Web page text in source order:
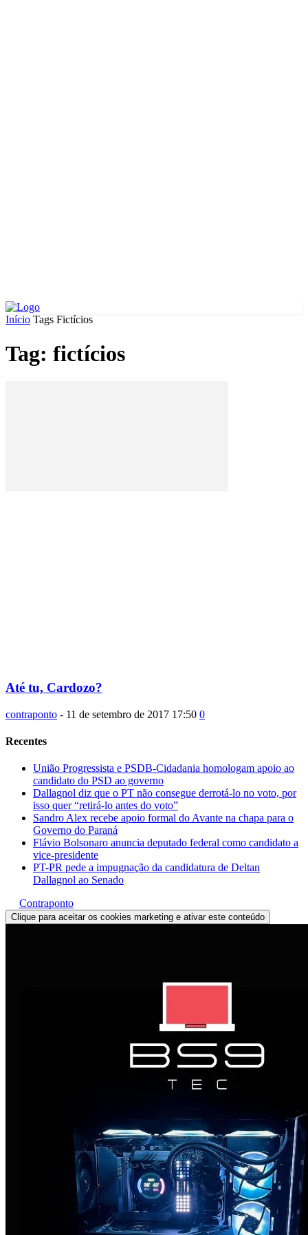
Início Tags Fictícios
Tag: fictícios
Até tu, Cardozo?
contraponto - 11 de setembro de 2017 17:50 0
Recentes
União Progressista e PSDB-Cidadania homologam apoio ao
candidato do PSD ao governo
Dallagnol diz que o PT não consegue derrotá-lo no voto, por
isso quer “retirá-lo antes do voto”
Sandro Alex recebe apoio formal do Avante na chapa para o
Governo do Paraná
Flávio Bolsonaro anuncia deputado federal como candidato a
vice-presidente
PT-PR pede a impugnação da candidatura de Deltan
Dallagnol ao Senado
Contraponto
Clique para aceitar os cookies marketing e ativar este conteúdo